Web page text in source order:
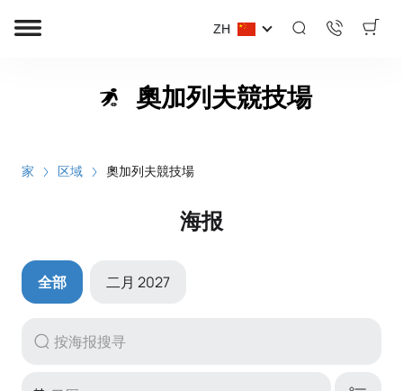
ZH
奧加列夫競技場
家 区域 奧加列夫競技場
海报
全部 二月 2027